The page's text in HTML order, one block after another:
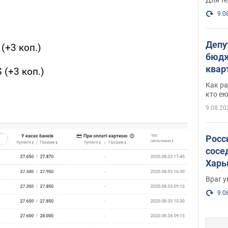
коп.)
(+3 коп.)
и
Как
кто
Враг